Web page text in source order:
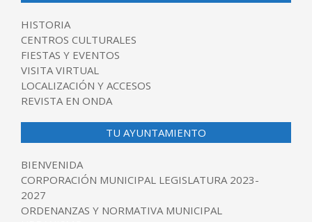
HISTORIA
CENTROS CULTURALES
FIESTAS Y EVENTOS
VISITA VIRTUAL
LOCALIZACIÓN Y ACCESOS
REVISTA EN ONDA
TU AYUNTAMIENTO
BIENVENIDA
CORPORACIÓN MUNICIPAL LEGISLATURA 2023-
2027
ORDENANZAS Y NORMATIVA MUNICIPAL